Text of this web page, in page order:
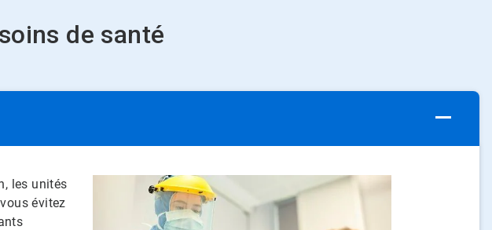
de santé​​​​​​​
les unités
évitez